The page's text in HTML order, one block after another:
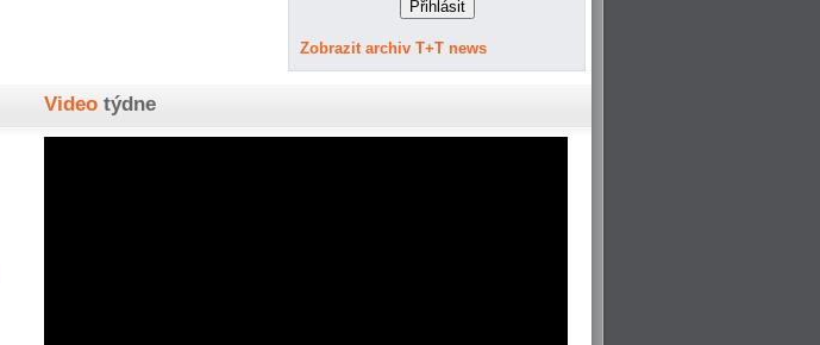
Zobrazit archiv T+T news
Video týdne